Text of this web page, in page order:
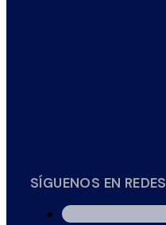
SÍGUENOS EN REDES